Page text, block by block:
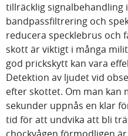
tillräcklig signalbehandling
bandpassfiltrering och
reducera specklebrus och
skott är viktigt i många
god prickskytt kan vara
Detektion av ljudet vid
efter skottet. Om man kan
sekunder uppnås en klar
tid för att undvika att bli